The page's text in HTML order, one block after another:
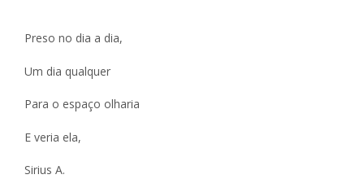
Preso no dia a dia,
Um dia qualquer
Para o espaço olharia
E veria ela,
Sirius A.